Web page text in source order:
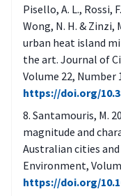
Onko alueen
huomioitu
Pisello, A. L., Rossi,
Wong, N. H. & Zinzi,
urban heat island
the art. Journal of
Volume 22, Number
https://doi.org/
Santamouris, M.
magnitude and
Australian cities
Environment,
https://doi.org/